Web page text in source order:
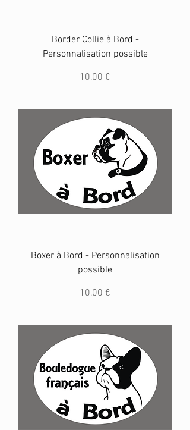
Border Collie à Bord -
Personnalisation possible
Prix
10,00 €
Boxer à Bord - Personnalisation
possible
Prix
10,00 €